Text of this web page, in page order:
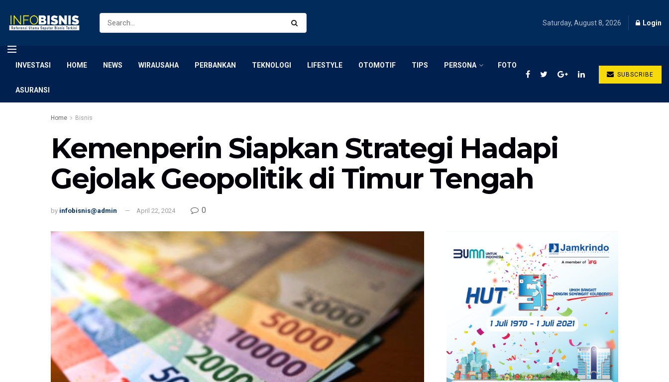
Saturday, August 8, 2026 Login
INVESTASI HOME NEWS WIRAUSAHA PERBANKAN TEKNOLOGI LIFESTYLE OTOMOTIF TIPS PERSONA FOTO
ASURANSI
SUBSCRIBE
Home Bisnis
Kemenperin Siapkan Strategi Hadapi
Gejolak Geopolitik di Timur Tengah
by infobisnis@admin April 22, 2024 0